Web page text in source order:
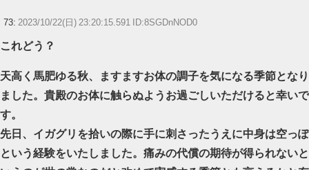
73: 2023/10/22(日) 23:20:15.591 ID:8SGDnNOD0
これどう？
天高く馬肥ゆる秋、ますますお体の調子を気になる季節となり
ました。貴殿のお体に触らぬようお過ごしいただけると幸いで
す。
先日、イガグリを拾いの際に手に刺さったうえに中身は空っぽ
という経験をいたしました。痛みの代償の期待が得られないと